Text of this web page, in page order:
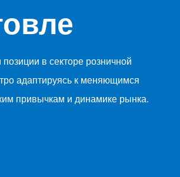
позиции в секторе розничной
адаптируясь к меняющимся
привычкам и динамике рынка.